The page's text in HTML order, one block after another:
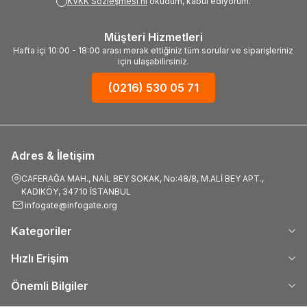
Müşteri Hizmetleri
Hafta içi 10:00 - 18:00 arası merak ettiğiniz tüm sorular ve siparişleriniz
için ulaşabilirsiniz.
(0216) 530 05 71
Adres & İletişim
CAFERAĞA MAH., NAİL BEY SOKAK, No:48/8, M.ALİ BEY APT.,
KADIKÖY, 34710 İSTANBUL
infogate@infogate.org
Kategoriler
Hızlı Erişim
Önemli Bilgiler